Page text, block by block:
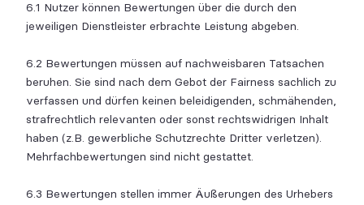
6.1 Nutzer können Bewertungen über die durch den
jeweiligen Dienstleister erbrachte Leistung abgeben.
6.2 Bewertungen müssen auf nachweisbaren Tatsachen
beruhen. Sie sind nach dem Gebot der Fairness sachlich zu
verfassen und dürfen keinen beleidigenden, schmähenden,
strafrechtlich relevanten oder sonst rechtswidrigen Inhalt
haben (z.B. gewerbliche Schutzrechte Dritter verletzen).
Mehrfachbewertungen sind nicht gestattet.
6.3 Bewertungen stellen immer Äußerungen des Urhebers